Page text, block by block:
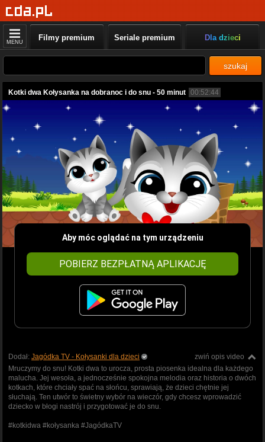
MENU Filmy premium Seriale premium Dla dzieci
szukaj
Kotki dwa Kołysanka na dobranoc i do snu - 50 minut 00:52:44
Aby móc oglądać na tym urządzeniu
POBIERZ BEZPŁATNĄ APLIKACJĘ
zwiń opis video
Dodał: Jagódka TV - Kołysanki dla dzieci
Mruczymy do snu! Kotki dwa to urocza, prosta piosenka idealna dla każdego
malucha. Jej wesoła, a jednocześnie spokojna melodia oraz historia o dwóch
kotkach, które chciały spać na słońcu, sprawiają, że dzieci chętnie jej
słuchają. Ten utwór to świetny wybór na wieczór, gdy chcesz wprowadzić
dziecko w błogi nastrój i przygotować je do snu.
#kotkidwa #kołysanka #JagódkaTV